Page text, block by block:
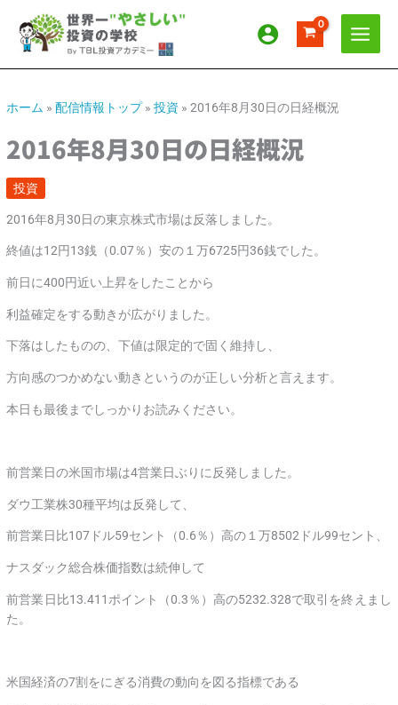
ス
ッホーム »配信情報トップ»投資 »2016年8月30日の日経概況
2016年8月30日の日経概況
投資
2016年8月30日の東京株式市場は反落しました。
終値は12円13銭（0.07％）安の１万6725円36銭でした。
前日に400円近い上昇をしたことから
利益確定をする動きが広がりました。
下落はしたものの、下値は限定的で固く維持し、
方向感のつかめない動きというのが正しい分析と言えます。
本日も最後までしっかりお読みください。
前営業日の米国市場は4営業日ぶりに反発しました。
ダウ工業株30種平均は反発して、
前営業日比107ドル59セント（0.6％）高の１万8502ドル99セント、
ナスダック総合株価指数は続伸して
前営業日比13.411ポイント（0.3％）高の5232.328で取引を終えまし
た。
米国経済の7割をにぎる消費の動向を図る指標である
ー
ブ
テ
ー